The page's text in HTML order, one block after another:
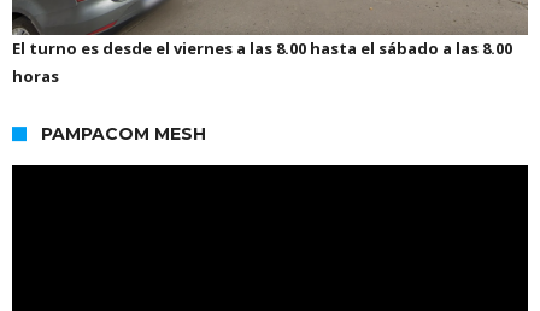
El turno es desde el viernes a las 8.00 hasta el sábado a las 8.00
horas
PAMPACOM MESH